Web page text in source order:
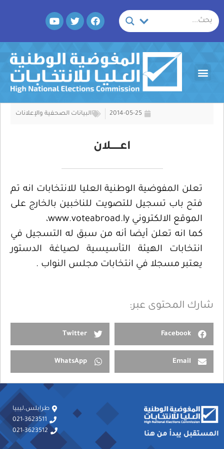
إلى
المحتوى
F
a
e
b
o
o
k
T
w
t
t
e
r
Y
o
t
b
e
Menu
2014-05-25 البيانات الصحفية والإعلانات
اعــــــلان
تعلن المفوضية الوطنية العليا للانتخابات انه تم
فتح باب تسجيل للتصويت للناخبين بالخارج على
الموقع الالكتروني www.voteabroad.ly،
كما انه تعلن أيضا أنه من سبق له التسجيل في
انتخابات الهيئة التأسيسية لصياغة الدستور
يعتبر مسجلا في انتخابات مجلس النواب .
شارك المحتوى عبر:
Facebook
Twitter
Email
WhatsApp
طرابلس،ليبيا
021-3623511
021-3623512